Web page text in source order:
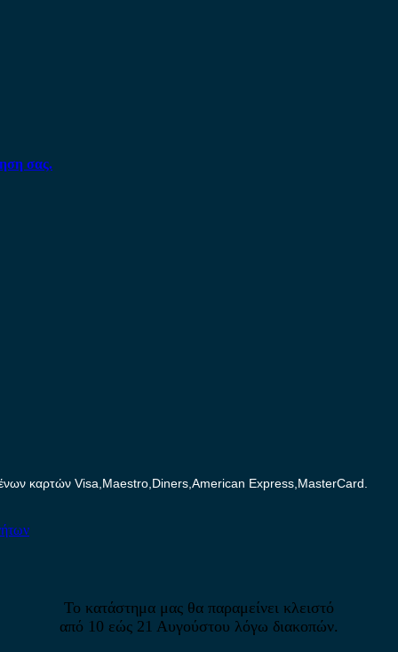
σας.
καρτών Visa,Maestro,Diners,American Express,MasterCard.
Το κατάστημα μας θα παραμείνει κλειστό
από 10 εώς 21 Αυγούστου λόγω διακοπών.